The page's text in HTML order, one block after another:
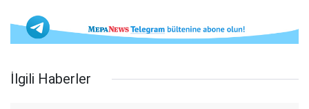
İlgili Haberler